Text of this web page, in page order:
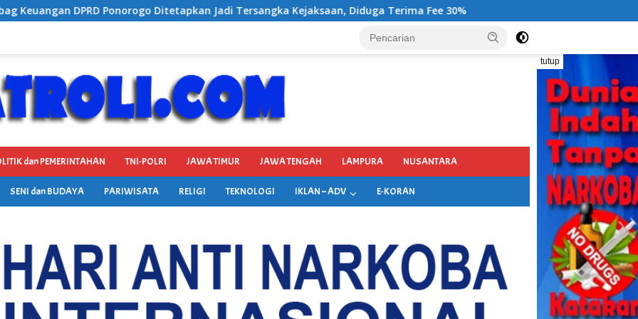
Jadi Tersangka Kejaksaan, Diduga Terima Fee 30%
tutup
dan PEMERINTAHAN TNI-POLRI JAWA TIMUR JAWA TENGAH LAMPURA NUSANTARA
SENI dan BUDAYA PARIWISATA RELIGI TEKNOLOGI IKLAN – ADV E-KORAN